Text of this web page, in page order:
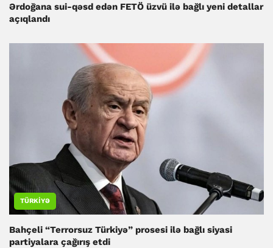
Ərdoğana sui-qəsd edən FETÖ üzvü ilə bağlı yeni detallar
açıqlandı
TÜRKIYƏ
Bahçeli “Terrorsuz Türkiyə” prosesi ilə bağlı siyasi
partiyalara çağırış etdi